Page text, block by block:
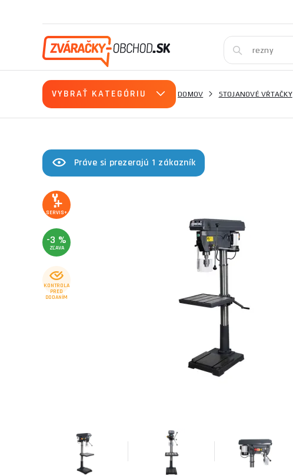
VYBRAŤ KATEGÓRIU DOMOV STOJANOVÉ VŔTAČKY
Práve si prezerajú 1 zákazník
SERVIS+
-3 %
ZĽAVA
KONTROLA
PRED
DODANÍM